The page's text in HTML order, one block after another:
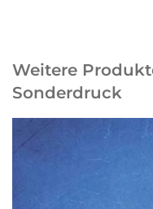
Weitere
Sonderdruck